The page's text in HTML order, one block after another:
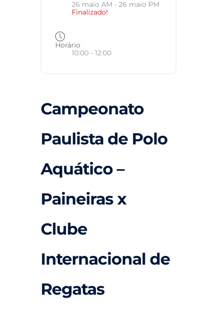
26 maio AM - 26 maio PM
Finalizado!
Horário
10:00 - 12:00
Campeonato
Paulista de Polo
Aquático –
Paineiras x
Clube
Internacional de
Regatas